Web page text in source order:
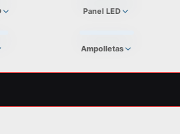
Panel LED
Ampolletas